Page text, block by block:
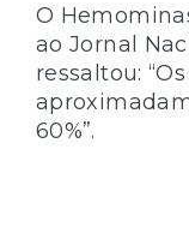
O
ao Jornal
ressaltou:
60%”.